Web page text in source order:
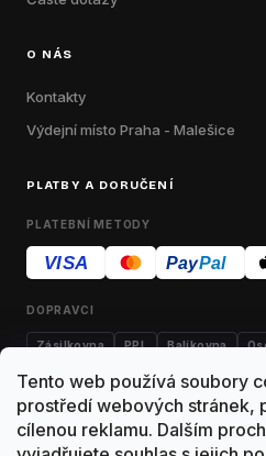
Tento web používá soubory
prostředí webových stránek,
cílenou reklamu. Dalším
O NÁS
Kontakty
Výdejní místo Praha - Malešice
PLATBY A DORUČENÍ
PLATEBNÍ METODY
VISA PayPal
DOPRAVCI
Zásilkovna PPL Balíkovna
KontaktyObchodní